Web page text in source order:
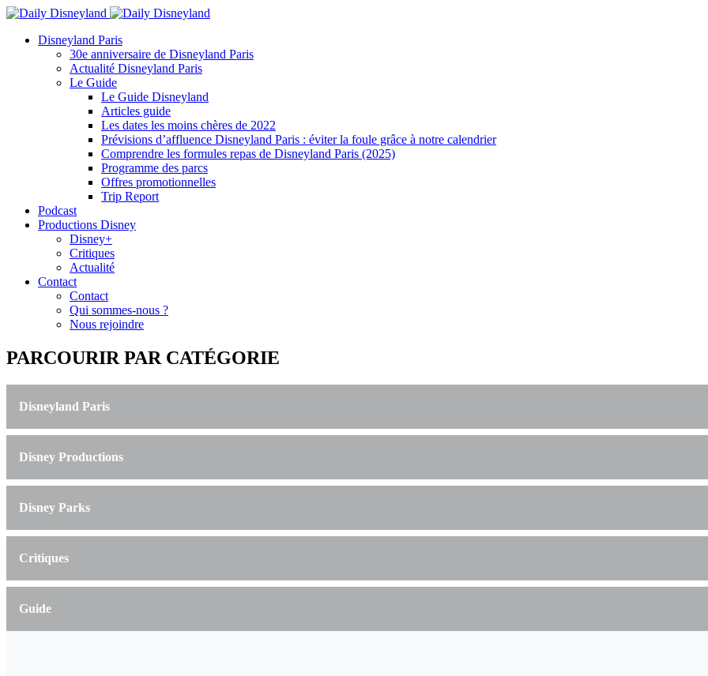
Disneyland Paris
30e anniversaire de Disneyland Paris
Actualité Disneyland Paris
Le Guide
Le Guide Disneyland
Articles guide
Les dates les moins chères de 2022
Prévisions d’affluence Disneyland Paris : éviter la foule grâce à notre calendrier
Comprendre les formules repas de Disneyland Paris (2025)
Programme des parcs
Offres promotionnelles
Trip Report
Podcast
Productions Disney
Disney+
Critiques
Actualité
Contact
Contact
Qui sommes-nous ?
Nous rejoindre
PARCOURIR PAR CATÉGORIE
Disneyland Paris
Disney Productions
Disney Parks
Critiques
Guide